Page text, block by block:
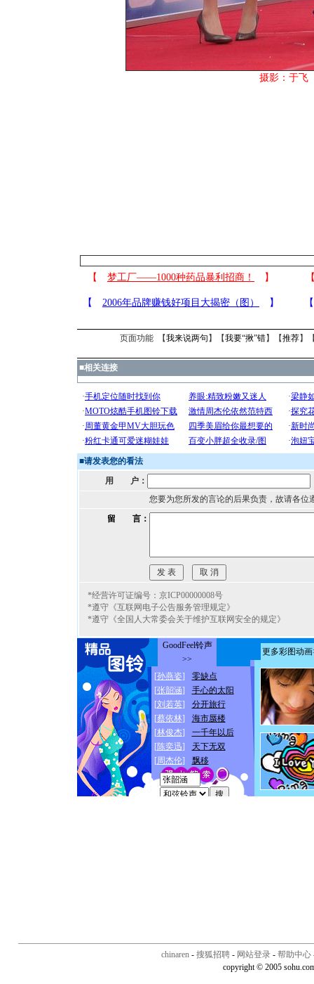
摄影：于飞
页面功能 【我来说两句 】【我要“揪”错】【推荐】
■相关连接
■请发表您的看法
用 户：
您要为您所发的言论的后果负责，故请各位
留 言：
*经营许可证编号：京ICP00000008号
*遵守《互联网电子公告服务管理规定》
*遵守《全国人大常委会关于维护互联网安全的规定》
chinaren - 搜狐招聘 - 网站登录 - 帮助中心
copyright © 2005